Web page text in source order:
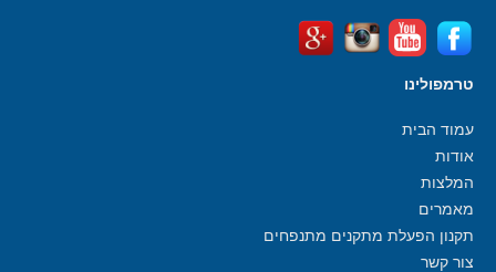
טרמפולינו
עמוד הבית
אודות
המלצות
מאמרים
תקנון הפעלת מתקנים מתנפחים
צור קשר